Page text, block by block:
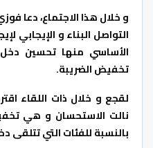
و خلال هذا الاجتماع، دعا
التواصل البناء و الإيجابي
الأساسي منها تحسين
تخفيض الضريبة.
لقجع و خلال ذات اللقاء
نالت الاستحسان و هي
بالنسبة للفئات التي تتلقى